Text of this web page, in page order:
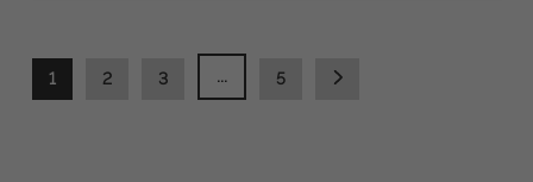
1 2 3 ... 5